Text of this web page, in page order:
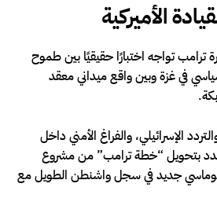
الأميركية
ترامب تواجه اختبارًا حقيقيًا بين طموح
في غزة وبين واقع ميداني معقد
الإسرائيلي، والفراغ الأمني داخل
بتحويل “خطة ترامب” من مشروع
جديد في سجل واشنطن الطويل مع